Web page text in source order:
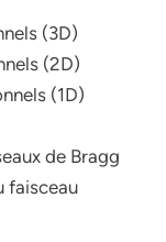
(3D)
(2D)
(1D)
de Bragg
faisceau